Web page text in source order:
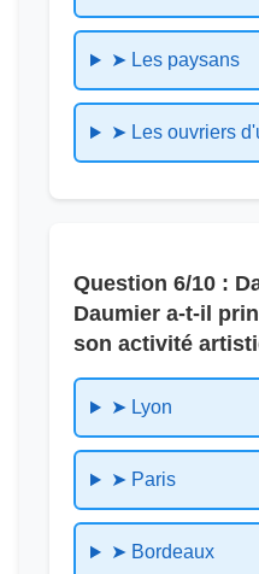
➤ Les paysans
➤ Les ouvriers
Question 6/10 :
Daumier a-t-il
son activité
➤ Lyon
➤ Paris
➤ Bordeaux